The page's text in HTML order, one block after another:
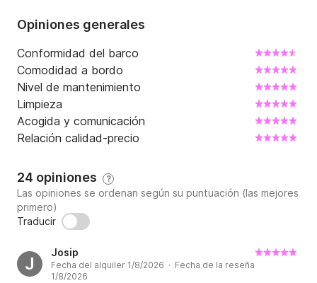
Opiniones generales
Conformidad del barco
Comodidad a bordo
Nivel de mantenimiento
Limpieza
Acogida y comunicación
Relación calidad-precio
24 opiniones ?
Las opiniones se ordenan según su puntuación (las mejores
primero)
Traducir
J
Josip
Fecha del alquiler 1/8/2026 · Fecha de la reseña
1/8/2026